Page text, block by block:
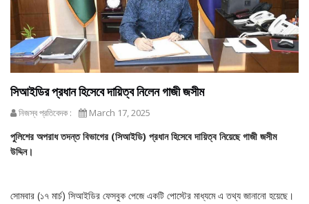
সিআইডির প্রধান হিসেবে দায়িত্ব নিলেন গাজী জসীম
নিজস্ব প্রতিবেদক : March 17, 2025
পুলিশের অপরাধ তদন্ত বিভাগের (সিআইডি) প্রধান হিসেবে দায়িত্ব নিয়েছে গাজী জসীম
উদ্দিন।
সোমবার (১৭ মার্চ) সিআইডির ফেসবুক পেজে একটি পোস্টের মাধ্যমে এ তথ্য জানানো হয়েছে।